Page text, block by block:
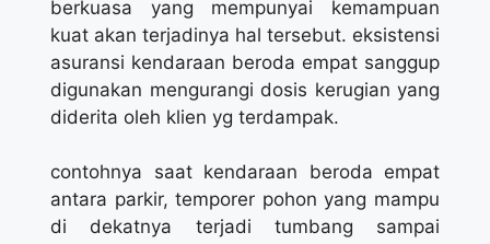
berkuasa yang mempunyai kemampuan
kuat akan terjadinya hal tersebut. eksistensi
asuransi kendaraan beroda empat sanggup
digunakan mengurangi dosis kerugian yang
diderita oleh klien yg terdampak.
contohnya saat kendaraan beroda empat
antara parkir, temporer pohon yang mampu
di dekatnya terjadi tumbang sampai